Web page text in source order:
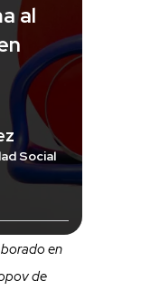
al
Social
en
de